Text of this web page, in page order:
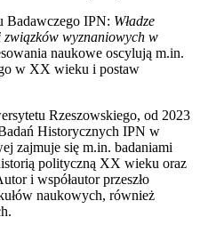
Badawczego IPN: Władze
związków wyznaniowych w
naukowe oscylują m.in.
w XX wieku i postaw
Rzeszowskiego, od 2023
Historycznych IPN w
zajmuje się m.in. badaniami
polityczną XX wieku oraz
i współautor przeszło
naukowych, również